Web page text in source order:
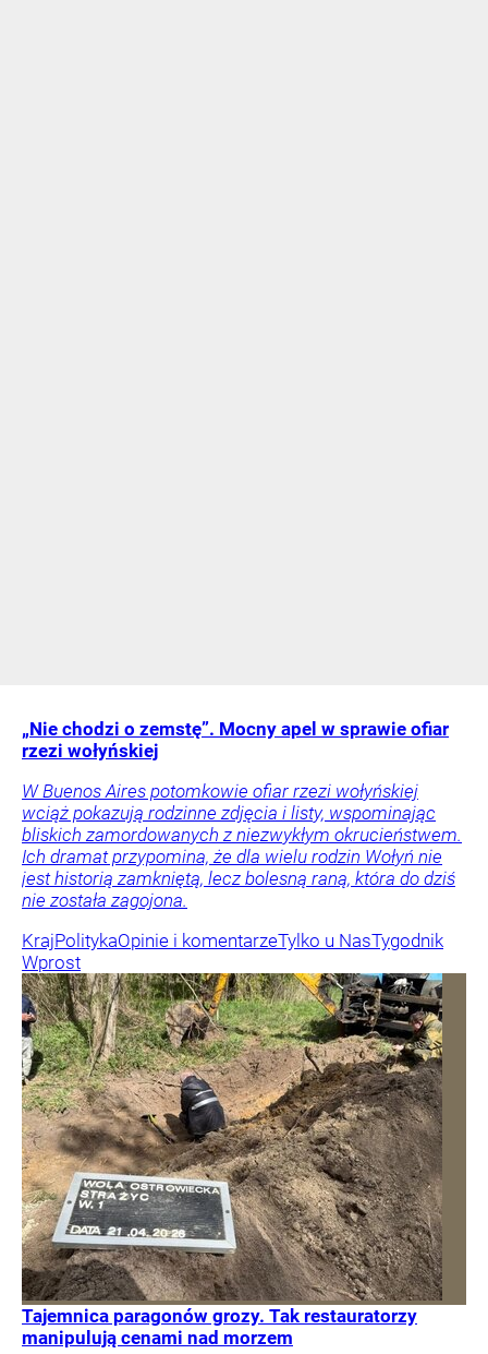
„Nie chodzi o zemstę”. Mocny apel w sprawie ofiar
rzezi wołyńskiej
W Buenos Aires potomkowie ofiar rzezi wołyńskiej
wciąż pokazują rodzinne zdjęcia i listy, wspominając
bliskich zamordowanych z niezwykłym okrucieństwem.
Ich dramat przypomina, że dla wielu rodzin Wołyń nie
jest historią zamkniętą, lecz bolesną raną, która do dziś
nie została zagojona.
KrajPolitykaOpinie i komentarzeTylko u NasTygodnik
Wprost
Tajemnica paragonów grozy. Tak restauratorzy
manipulują cenami nad morzem